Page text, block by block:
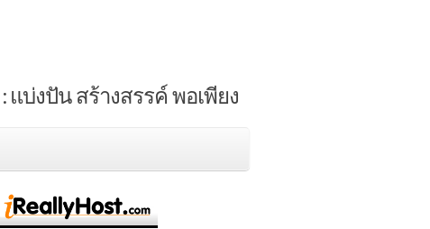
แบ่งปัน สร้างสรรค์ พอเพียง